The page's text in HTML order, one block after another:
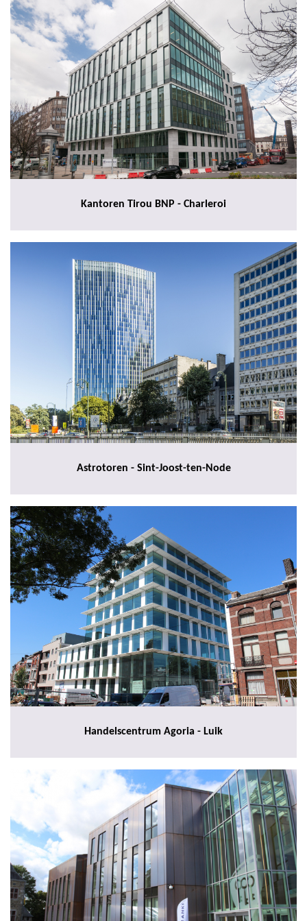
Kantoren Tirou BNP - Charleroi
Astrotoren - Sint-Joost-ten-Node
Handelscentrum Agoria - Luik